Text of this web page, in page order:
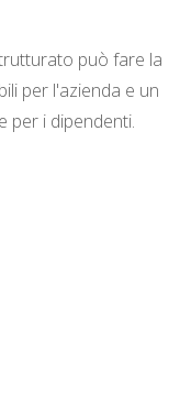
può fare la
per l'azienda e un
per i dipendenti.